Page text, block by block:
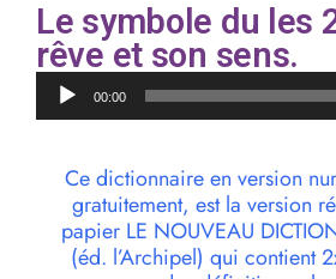
Le symbole du les
rêve et son sens.
Lecteur
audio00:00
Ce dictionnaire en version
gratuitement, est la version
papier LE NOUVEAU
(éd. l’Archipel) qui contient